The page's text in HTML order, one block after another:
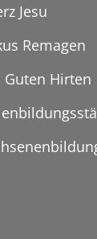
Jesu
Remagen
Guten Hirten